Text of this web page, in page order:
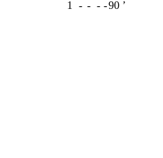
1 - - - -90 ʼ